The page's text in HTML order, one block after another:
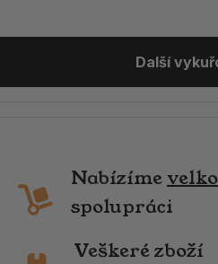
Další
Nabízíme
spolupráci
Veškeré zboží